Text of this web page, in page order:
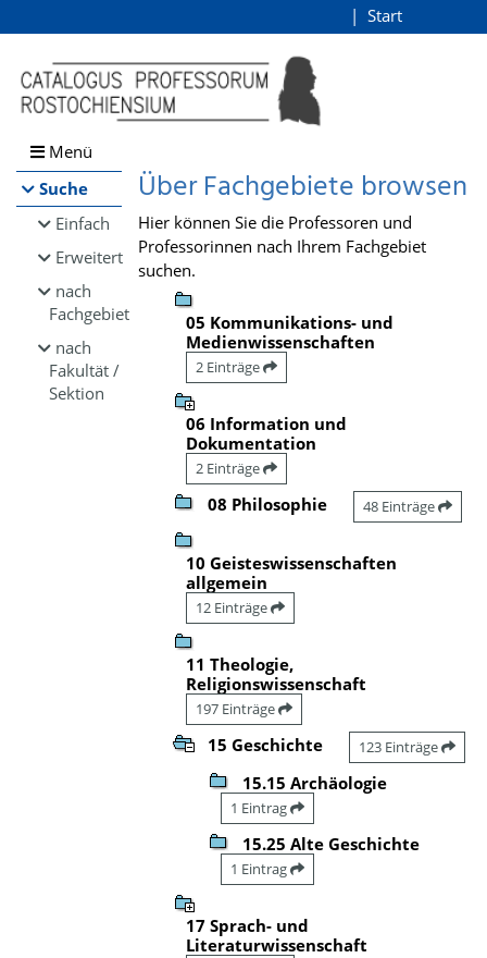
Browsen
direkt zum Inhalt
Start
Menü
Suche
Einfach
Erweitert
nach
Fachgebiet
nach
Fakultät /
Sektion
Über Fachgebiete browsen
Hier können Sie die Professoren und
Professorinnen nach Ihrem Fachgebiet
suchen.
05 Kommunikations- und
Medienwissenschaften
2 Einträge
06 Information und
Dokumentation
2 Einträge
08 Philosophie 48 Einträge
10 Geisteswissenschaften
allgemein
12 Einträge
11 Theologie,
Religionswissenschaft
197 Einträge
15 Geschichte 123 Einträge
15.15 Archäologie
1 Eintrag
15.25 Alte Geschichte
1 Eintrag
17 Sprach- und
Literaturwissenschaft